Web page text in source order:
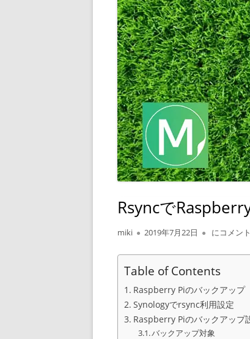
メ
ニ
ュ
ー
Rsyncで
作
者
miki
公
2019年7月22日 Rsyncで
にコメン
Table of Contents
Raspberry Piのバックアップ
Synologyでrsync利用設定
Raspberry Piのバックアップ
バックアップ対象